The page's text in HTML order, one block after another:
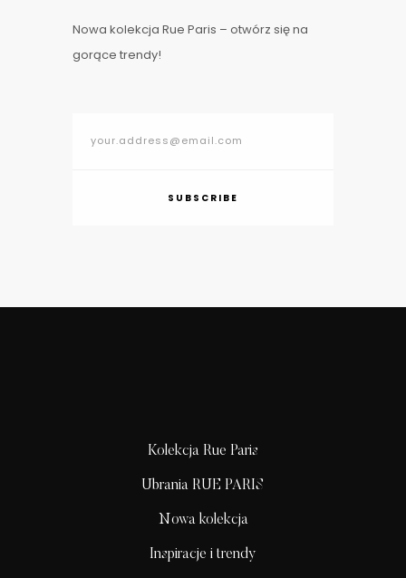
Nowa kolekcja Rue Paris – otwórz się na
gorące trendy!
SUBSCRIBE
Kolekcja Rue Paris
Ubrania RUE PARIS
Nowa kolekcja
Inspiracje i trendy